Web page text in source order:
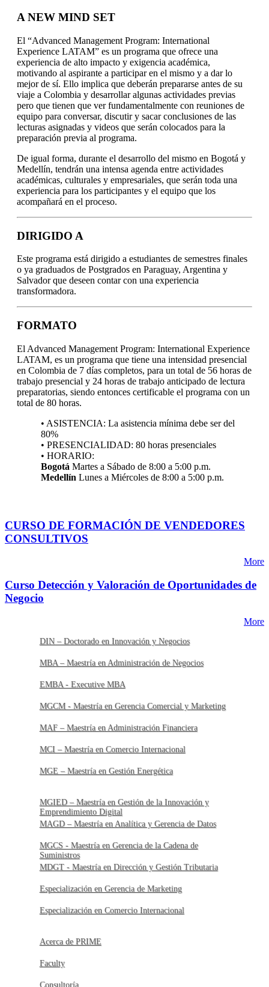
A NEW MIND SET
El “Advanced Management Program: International
Experience LATAM” es un programa que ofrece una
experiencia de alto impacto y exigencia académica,
motivando al aspirante a participar en el mismo y a dar lo
mejor de sí. Ello implica que deberán prepararse antes de su
viaje a Colombia y desarrollar algunas actividades previas
pero que tienen que ver fundamentalmente con reuniones de
equipo para conversar, discutir y sacar conclusiones de las
lecturas asignadas y videos que serán colocados para la
preparación previa al programa.
De igual forma, durante el desarrollo del mismo en Bogotá y
Medellín, tendrán una intensa agenda entre actividades
académicas, culturales y empresariales, que serán toda una
experiencia para los participantes y el equipo que los
acompañará en el proceso.
DIRIGIDO A
Este programa está dirigido a estudiantes de semestres finales
o ya graduados de Postgrados en Paraguay, Argentina y
Salvador que deseen contar con una experiencia
transformadora.
FORMATO
El Advanced Management Program: International Experience
LATAM, es un programa que tiene una intensidad presencial
en Colombia de 7 días completos, para un total de 56 horas de
trabajo presencial y 24 horas de trabajo anticipado de lectura
preparatorias, siendo entonces certificable el programa con un
total de 80 horas.
• ASISTENCIA: La asistencia mínima debe ser del
80%
• PRESENCIALIDAD: 80 horas presenciales
• HORARIO:
Bogotá Martes a Sábado de 8:00 a 5:00 p.m.
Medellín Lunes a Miércoles de 8:00 a 5:00 p.m.
CURSO DE FORMACIÓN DE VENDEDORES
CONSULTIVOS
More
Curso Detección y Valoración de Oportunidades de
Negocio
More
DIN – Doctorado en Innovación y Negocios
MBA – Maestría en Administración de Negocios
EMBA - Executive MBA
MGCM - Maestría en Gerencia Comercial y Marketing
MAF – Maestría en Administración Financiera
MCI – Maestría en Comercio Internacional
MGE – Maestría en Gestión Energética
MGIED – Maestría en Gestión de la Innovación y
Emprendimiento Digital
MAGD – Maestría en Analítica y Gerencia de Datos
MGCS - Maestría en Gerencia de la Cadena de
Suministros
MDGT - Maestría en Dirección y Gestión Tributaria
Especialización en Gerencia de Marketing
Especialización en Comercio Internacional
Acerca de PRIME
Faculty
Consultoría